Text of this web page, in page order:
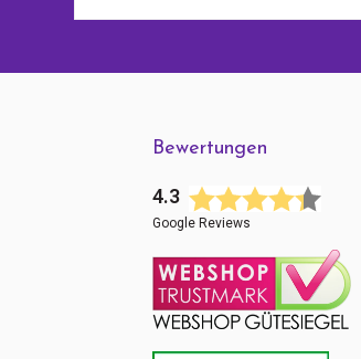
Bewertungen
4.3
Google Reviews